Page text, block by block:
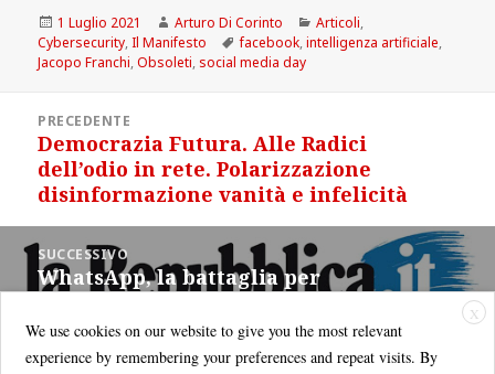
Scritto
il
1 Luglio 2021 Autore
Arturo Di Corinto Categorie
Articoli,
Cybersecurity,Il Manifesto Tag
facebook,intelligenza artificiale,
Jacopo Franchi,Obsoleti, social media day
articoliPRECEDENTE
Articolo
precedente:
Democrazia Futura. Alle Radici
dell’odio in rete. Polarizzazione
disinformazione vanità e infelicità
SUCCESSIVO
Articolo
WhatsApp, la battaglia per
X
We use cookies on our website to give you the most relevant
experience by remembering your preferences and repeat visits. By